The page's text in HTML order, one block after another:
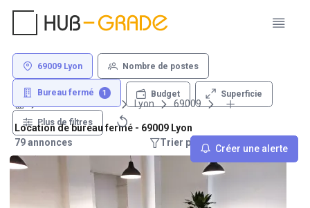
69009 Lyon Nombre de postes
Bureau fermé 1 Budget Superficie
Plus de filtres
Créer une alerte
Lyon 69009
Location de bureau fermé - 69009 Lyon
79 annonces
Trier par : Recommandations